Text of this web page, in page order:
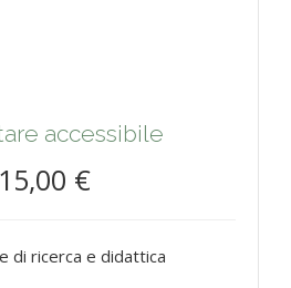
accessibile
15,00 €
di ricerca e didattica